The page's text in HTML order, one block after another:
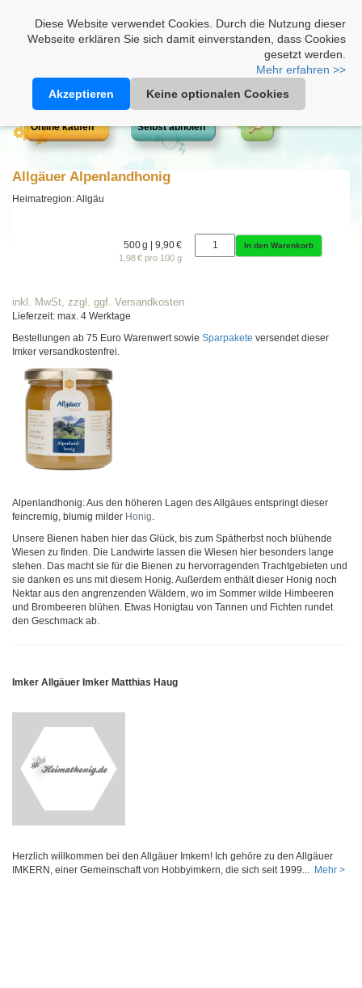
Diese Website verwendet Cookies. Durch die Nutzung dieser
Webseite erklären Sie sich damit einverstanden, dass Cookies
gesetzt werden.
Mehr erfahren >>
Akzeptieren
Keine optionalen Cookies
Online kaufen Selbst abholen
Allgäuer Alpenlandhonig
Heimatregion: Allgäu
500 g | 9,90 €
1,98 € pro 100 g
In den Warenkorb
inkl. MwSt, zzgl. ggf. Versandkosten
Lieferzeit: max. 4 Werktage
Bestellungen ab 75 Euro Warenwert sowie Sparpakete versendet dieser
Imker versandkostenfrei.
Alpenlandhonig: Aus den höheren Lagen des Allgäues entspringt dieser
feincremig, blumig milder Honig.
Unsere Bienen haben hier das Glück, bis zum Spätherbst noch blühende
Wiesen zu finden. Die Landwirte lassen die Wiesen hier besonders lange
stehen. Das macht sie für die Bienen zu hervorragenden Trachtgebieten und
sie danken es uns mit diesem Honig. Außerdem enthält dieser Honig noch
Nektar aus den angrenzenden Wäldern, wo im Sommer wilde Himbeeren
und Brombeeren blühen. Etwas Honigtau von Tannen und Fichten rundet
den Geschmack ab.
Imker Allgäuer Imker Matthias Haug
Herzlich willkommen bei den Allgäuer Imkern! Ich gehöre zu den Allgäuer
IMKERN, einer Gemeinschaft von Hobbyimkern, die sich seit 1999... Mehr >